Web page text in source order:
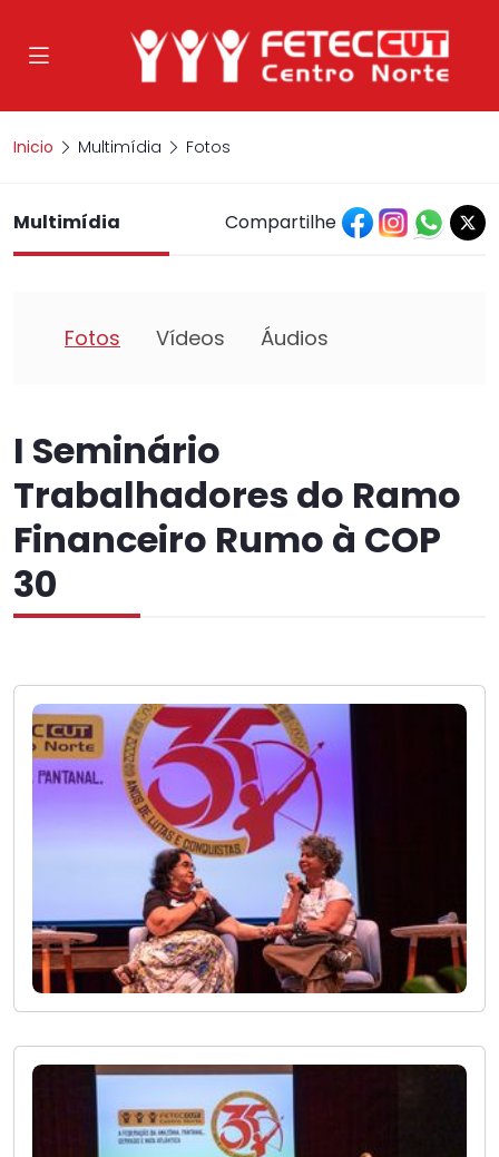
Inicio Multimídia Fotos
Multimídia Compartilhe
Fotos Vídeos Áudios
I Seminário
Trabalhadores do Ramo
Financeiro Rumo à COP
30